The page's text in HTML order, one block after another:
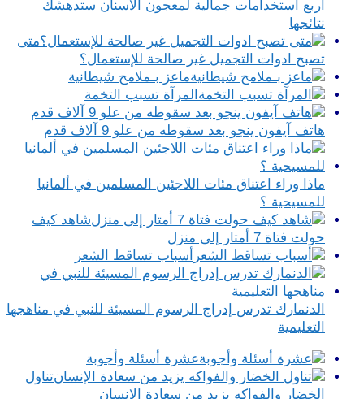
أربع استخدامات جمالية لمعجون الأسنان ستدهشك
نتائجها
متى
تصبح ادوات التجميل غير صالحة للإستعمال؟
ماعز بـملامح شيطانية
المرآة تسبب التخمة
هاتف آيفون ينجو بعد سقوطه من علو 9 آلاف قدم
ماذا وراء اعتناق مئات اللاجئين المسلمين في ألمانيا
للمسيحية ؟
شاهد كيف
حولت فتاة 7 أمتار إلى منزل
أسباب تساقط الشعر
الدنمارك تدرس إدراج الرسوم المسيئة للنبي في مناهجها
التعليمية
عشرة أسئلة وأجوبة
تناول
الخضار والفواكه يزيد من سعادة الإنسان